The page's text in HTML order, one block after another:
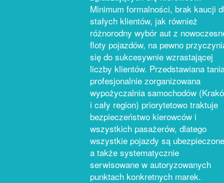
Minimum formalności, brak kaucji
stałych klientów, jak również
różnorodny wybór aut z
floty pojazdów, na pewno
się do sukcesywnie wzrastającej
liczby klientów. Przedstawiana
profesjonalnie zorganizowana
wypożyczalnia samochodów
i cały region) priorytetowo traktuje
bezpieczeństwo kierowców i
wszystkich pasażerów, dlatego
wszystkie pojazdy są
a także systematycznie
serwisowane w autoryzowanych
punktach konkretnych marek.